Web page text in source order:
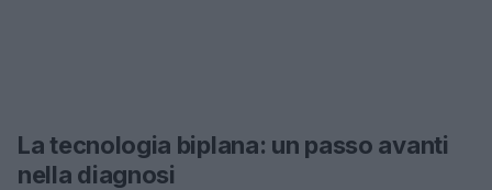
La tecnologia biplana: un passo avanti
nella diagnosi